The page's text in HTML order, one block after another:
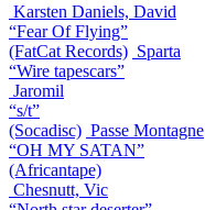
Karsten Daniels, David
“Fear Of Flying”
(FatCat Records) Sparta
“Wire tapescars”
Jaromil
“s/t”
(Socadisc) Passe Montagne
“OH MY SATAN”
(Africantape)
Chesnutt, Vic